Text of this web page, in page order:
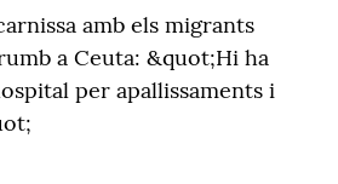
amb els migrants
a Ceuta: &quot;Hi ha
per apallissaments i